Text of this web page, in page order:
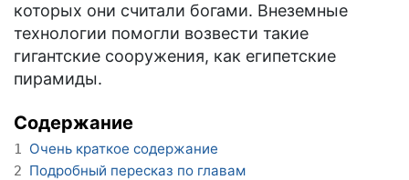
которых они считали богами. Внеземные
технологии помогли возвести такие
гигантские сооружения, как египетские
пирамиды.
Содержание
1 Очень краткое содержание
2 Подробный пересказ по главам